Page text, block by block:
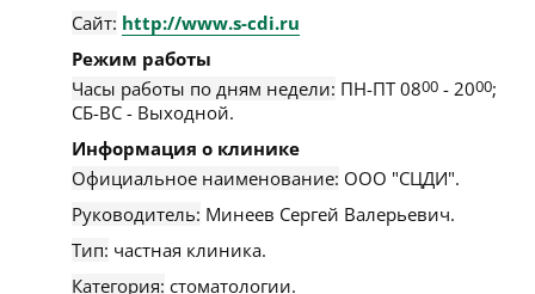
Сайт: http://www.s-cdi.ru
Режим работы
Часы работы по дням недели: ПН-ПТ 0800 - 2000;
СБ-ВС - Выходной.
Информация о клинике
Официальное наименование: ООО "СЦДИ".
Руководитель: Минеев Сергей Валерьевич.
Тип: частная клиника.
Категория: стоматологии.